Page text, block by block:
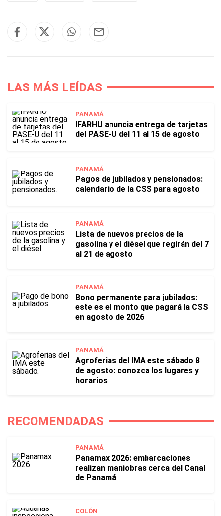
LAS MÁS LEÍDAS
PANAMÁ
IFARHU anuncia entrega de tarjetas
del PASE-U del 11 al 15 de agosto
PANAMÁ
Pagos de jubilados y pensionados:
calendario de la CSS para agosto
PANAMÁ
Lista de nuevos precios de la
gasolina y el diésel que regirán del 7
al 21 de agosto
PANAMÁ
Bono permanente para jubilados:
este es el monto que pagará la CSS
en agosto de 2026
PANAMÁ
Agroferias del IMA este sábado 8
de agosto: conozca los lugares y
horarios
RECOMENDADAS
PANAMÁ
Panamax 2026: embarcaciones
realizan maniobras cerca del Canal
de Panamá
COLÓN